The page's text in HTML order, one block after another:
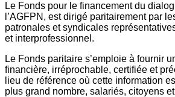
Le Fonds pour le financement du
l’AGFPN, est dirigé paritairement par
patronales et syndicales
et interprofessionnel.
Le Fonds paritaire s’emploie à fournir
financière, irréprochable, certifiée et
lieu de référence où cette information
plus grand nombre, salariés, citoyens